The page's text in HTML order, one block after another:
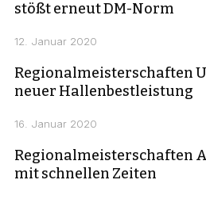
stößt erneut DM-Norm
12. Januar 2020
Regionalmeisterschaften
neuer Hallenbestleistung
16. Januar 2020
Regionalmeisterschaften
mit schnellen Zeiten